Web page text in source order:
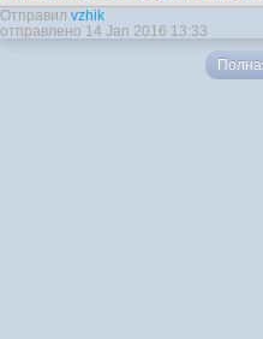
Отправил vzhik
отправлено 14 Jan 2016 13:33